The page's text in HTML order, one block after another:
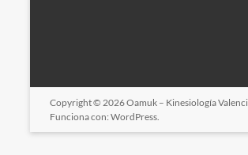
Copyright © 2026Oamuk – Kinesiología
Funciona con: WordPress.